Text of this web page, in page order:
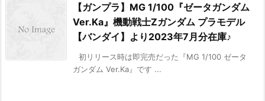
【ガンプラ】MG 1/100『ゼータガンダム
Ver.Ka』機動戦士Ζガンダム プラモデル
【バンダイ】より2023年7月分在庫♪
初リリース時は即完売だった『MG 1/100 ゼータ
ガンダム Ver.Ka』です ...